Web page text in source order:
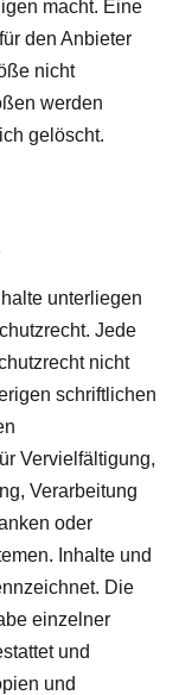
macht. Eine
den Anbieter
nicht
werden
gelöscht.
unterliegen
Jede
nicht
schriftlichen
Vervielfältigung,
Verarbeitung
oder
Inhalte und
Die
einzelner
und
und